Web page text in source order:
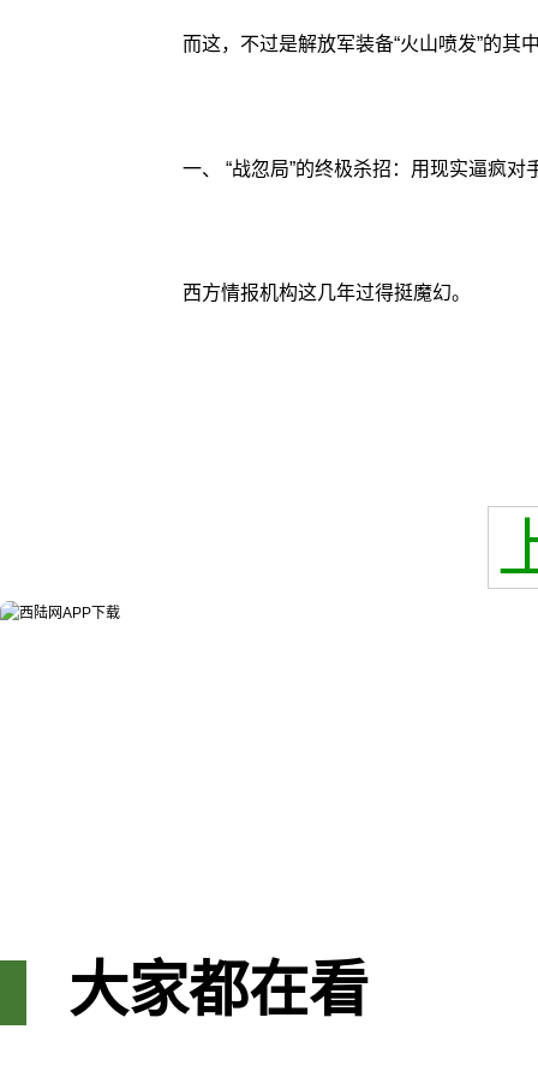
而这，不过是解放军装备“火山喷发”的其
一、 “战忽局”的终极杀招：用现实逼疯对
西方情报机构这几年过得挺魔幻。
大家都在看